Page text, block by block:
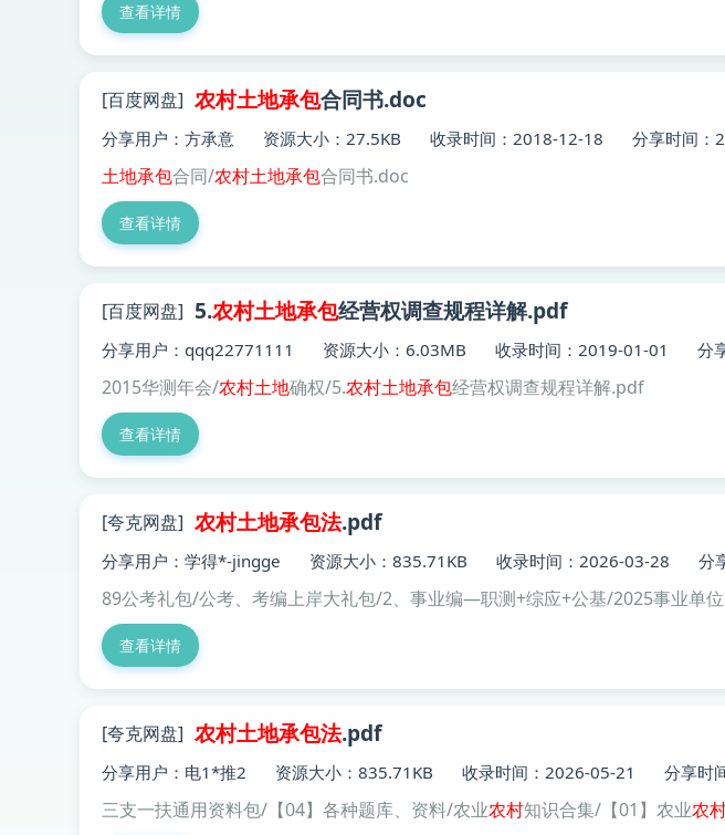
查看详情
[百度网盘] 农村土地承包合同书.doc
分享用户：方承意 资源大小：27.5KB 收录时间：2018-12-18 分享时间：
土地承包合同/农村土地承包合同书.doc
查看详情
[百度网盘] 5.农村土地承包经营权调查规程详解.pdf
分享用户：qqq22771111 资源大小：6.03MB 收录时间：2019-01-01 分
2015华测年会/农村土地确权/5.农村土地承包经营权调查规程详解.pdf
查看详情
[夸克网盘] 农村土地承包法.pdf
分享用户：学得*-jingge 资源大小：835.71KB 收录时间：2026-03-28 分
89公考礼包/公考、考编上岸大礼包/2、事业编—职测+综应+公基/2025事业单
查看详情
[夸克网盘] 农村土地承包法.pdf
分享用户：电1*推2 资源大小：835.71KB 收录时间：2026-05-21 分享时
三支一扶通用资料包/【04】各种题库、资料/农业农村知识合集/【01】农业农